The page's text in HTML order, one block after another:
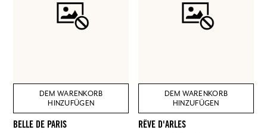
DEM WARENKORB
HINZUFÜGEN
BELLE DE PARIS
DEM WARENKORB
HINZUFÜGEN
RÊVE D'ARLES